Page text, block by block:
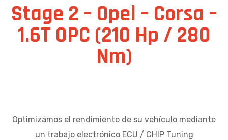
Stage 2 – Opel – Corsa –
1.6T OPC (210 Hp / 280
Nm)
Optimizamos el rendimiento de su vehículo mediante
un trabajo electrónico ECU / CHIP Tuning